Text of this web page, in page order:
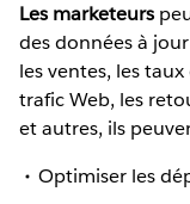
Les marketeurs
des données à
les ventes, les
trafic Web, les
et autres, ils
Optimiser les